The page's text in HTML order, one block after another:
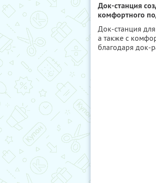
Док-станция
комфортного
Док-станция
а также с
благодаря док-